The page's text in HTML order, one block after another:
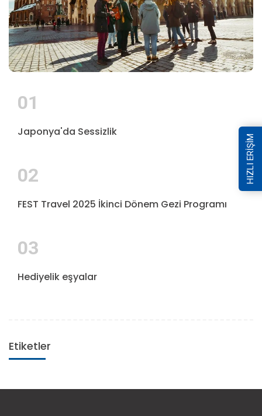
01
Japonya'da Sessizlik
02
FEST Travel 2025 İkinci Dönem Gezi Programı
03
Hediyelik eşyalar
Etiketler
HIZLI ERİŞİM